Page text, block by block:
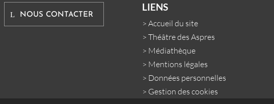
NOUS CONTACTER
LIENS
>Accueil du site
>Théâtre des Aspres
> Médiathèque
> Mentions légales
> Données personnelles
> Gestion des cookies